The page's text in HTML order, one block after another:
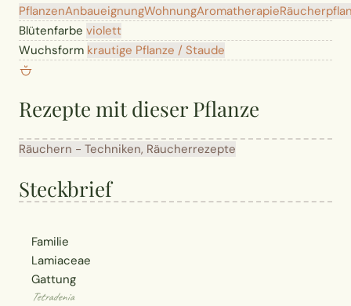
PflanzenAnbaueignungWohnungAromatherapie
Blütenfarbe violett
Wuchsform krautige Pflanze / Staude
Rezepte mit dieser Pflanze
Räuchern - Techniken, Räucherrezepte
Steckbrief
Familie
Lamiaceae
Gattung
Tetradenia